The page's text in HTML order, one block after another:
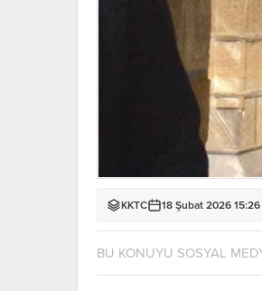
KKTC 18 Şubat 2026 15:26
BU KONUYU SOSYAL